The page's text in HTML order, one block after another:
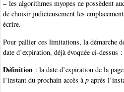
–les algorithmes myopes ne possèdent
de choisir judicieusement les
écrire.
Pour pallier ces limitations, la démarche
date d’expiration, déjà évoquée ci-dessus :
Définition : la date d’expiration de la page
l’instant du prochain accès àp après